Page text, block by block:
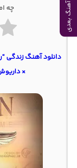
آهنگ بعدی چه
دانلود آهنگ زندگی
×